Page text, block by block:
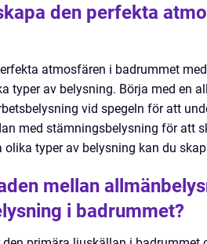
den perfekta
atmosfären i badrummet
typer av belysning. Börja med en
vid spegeln för att
med stämningsbelysning för att
olika typer av belysning kan du
mellan
i badrummet?